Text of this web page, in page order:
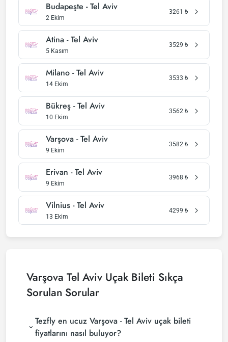
Budapeşte - Tel Aviv
2 Ekim
3261 ₺
Atina - Tel Aviv
5 Kasım
3529 ₺
Milano - Tel Aviv
14 Ekim
3533 ₺
Bükreş - Tel Aviv
10 Ekim
3562 ₺
Varşova - Tel Aviv
9 Ekim
3582 ₺
Erivan - Tel Aviv
9 Ekim
3968 ₺
Vilnius - Tel Aviv
13 Ekim
4299 ₺
Varşova Tel Aviv Uçak Bileti Sıkça
Sorulan Sorular
Tezfly en ucuz Varşova - Tel Aviv uçak bileti
fiyatlarını nasıl buluyor?